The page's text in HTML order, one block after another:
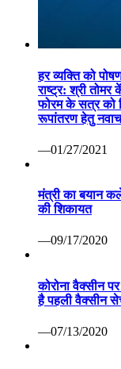
हर व्यक्ति को
राष्ट्र: श्री तोमर
फोरम के सत्र को
रूपांतरण हेतु
—01/27/2021
मंत्री का बयान
की शिकायत
—09/17/2020
कोरोना वैक्सीन
है पहली वैक्सीन
—07/13/2020